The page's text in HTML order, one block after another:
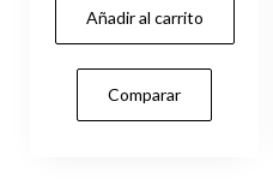
Añadir al carrito
Comparar